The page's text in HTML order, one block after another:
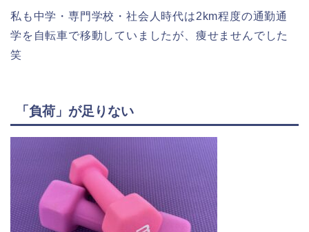
私も中学・専門学校・社会人時代は2km程度の通勤通
学を自転車で移動していましたが、痩せませんでした
笑
「負荷」が足りない